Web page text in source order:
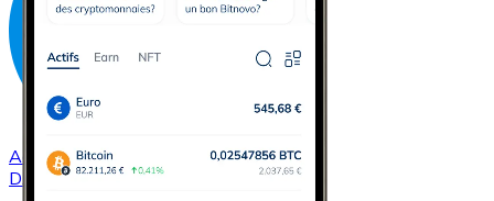
AcheterDash
avec virement bancaire
DASH